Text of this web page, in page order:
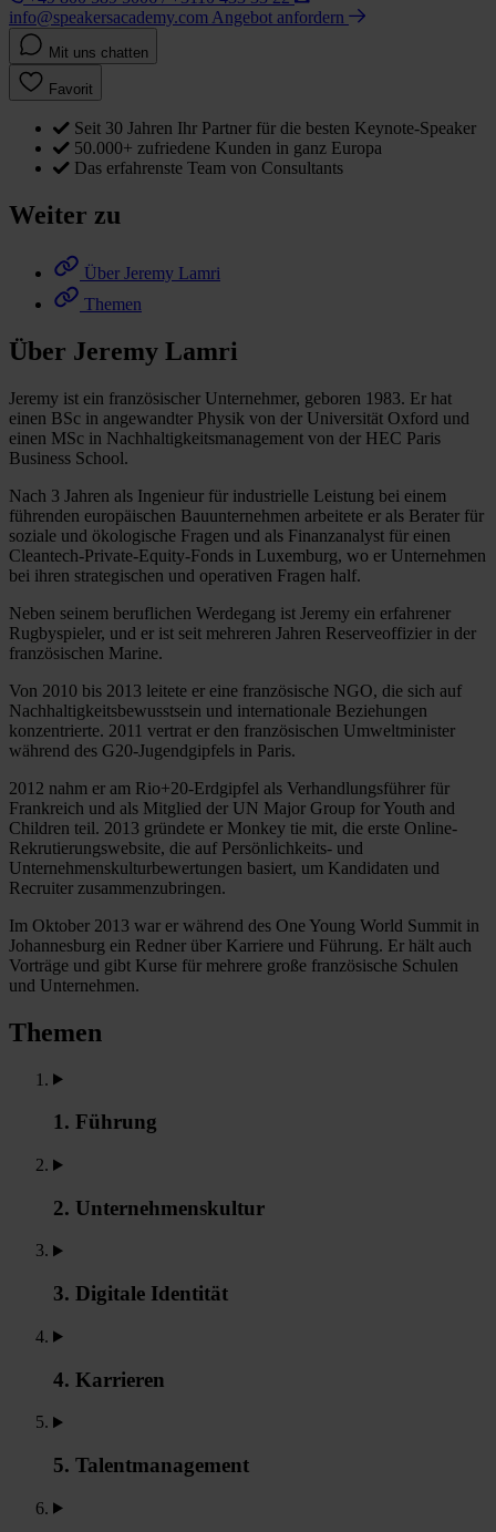
info@speakersacademy.com Angebot anfordern
Mit uns chatten
Favorit
Seit 30 Jahren Ihr Partner für die besten Keynote-Speaker
50.000+ zufriedene Kunden in ganz Europa
Das erfahrenste Team von Consultants
Weiter zu
Über Jeremy Lamri
Themen
Über Jeremy Lamri
Jeremy ist ein französischer Unternehmer, geboren 1983. Er hat
einen BSc in angewandter Physik von der Universität Oxford und
einen MSc in Nachhaltigkeitsmanagement von der HEC Paris
Business School.
Nach 3 Jahren als Ingenieur für industrielle Leistung bei einem
führenden europäischen Bauunternehmen arbeitete er als Berater für
soziale und ökologische Fragen und als Finanzanalyst für einen
Cleantech-Private-Equity-Fonds in Luxemburg, wo er Unternehmen
bei ihren strategischen und operativen Fragen half.
Neben seinem beruflichen Werdegang ist Jeremy ein erfahrener
Rugbyspieler, und er ist seit mehreren Jahren Reserveoffizier in der
französischen Marine.
Von 2010 bis 2013 leitete er eine französische NGO, die sich auf
Nachhaltigkeitsbewusstsein und internationale Beziehungen
konzentrierte. 2011 vertrat er den französischen Umweltminister
während des G20-Jugendgipfels in Paris.
2012 nahm er am Rio+20-Erdgipfel als Verhandlungsführer für
Frankreich und als Mitglied der UN Major Group for Youth and
Children teil. 2013 gründete er Monkey tie mit, die erste Online-
Rekrutierungswebsite, die auf Persönlichkeits- und
Unternehmenskulturbewertungen basiert, um Kandidaten und
Recruiter zusammenzubringen.
Im Oktober 2013 war er während des One Young World Summit in
Johannesburg ein Redner über Karriere und Führung. Er hält auch
Vorträge und gibt Kurse für mehrere große französische Schulen
und Unternehmen.
Themen
1. Führung
2. Unternehmenskultur
3. Digitale Identität
4. Karrieren
5. Talentmanagement